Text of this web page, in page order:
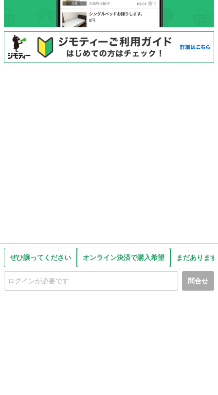
ぜひ譲ってください オンライン決済で購入希望 まだありま
問合せ